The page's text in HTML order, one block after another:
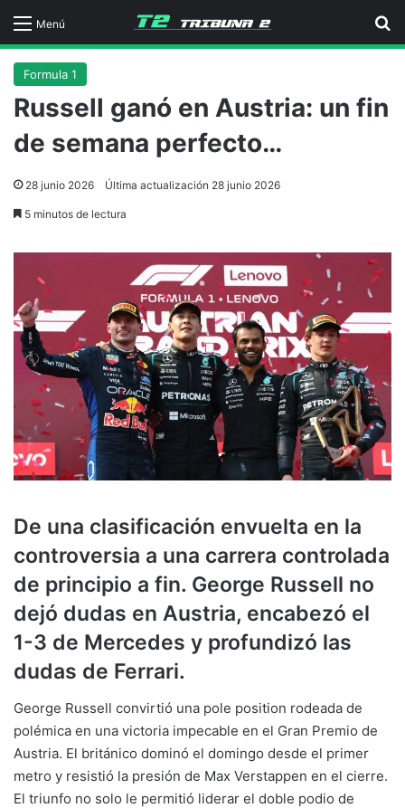
Menú
Formula 1
Russell ganó en Austria: un fin
de semana perfecto…
28 junio 2026 Última actualización 28 junio 2026
5 minutos de lectura
De una clasificación envuelta en la
controversia a una carrera controlada
de principio a fin. George Russell no
dejó dudas en Austria, encabezó el
1-3 de Mercedes y profundizó las
dudas de Ferrari.
George Russell convirtió una pole position rodeada de
polémica en una victoria impecable en el Gran Premio de
Austria. El británico dominó el domingo desde el primer
metro y resistió la presión de Max Verstappen en el cierre.
El triunfo no solo le permitió liderar el doble podio de